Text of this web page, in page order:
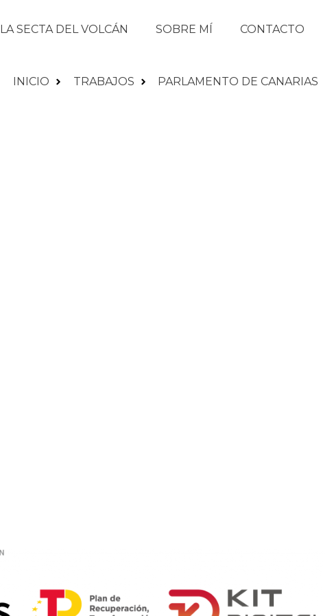
LA SECTA DEL VOLCÁN SOBRE MÍ CONTACTO
INICIO TRABAJOS PARLAMENTO DE CANARIAS